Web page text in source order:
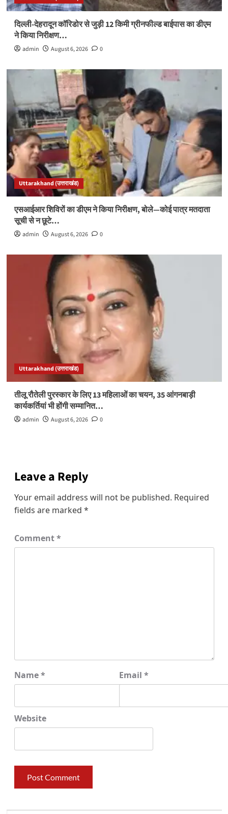
दिल्ली-देहरादून कॉरिडोर से जुड़ी 12 किमी ग्रीनफील्ड बाईपास का डीएम
ने किया निरीक्षण…
admin August 6, 2026 0
Uttarakhand (उत्तराखंड)
एसआईआर शिविरों का डीएम ने किया निरीक्षण, बोले—कोई पात्र मतदाता
सूची से न छूटे…
admin August 6, 2026 0
Uttarakhand (उत्तराखंड)
तीलू रौतेली पुरस्कार के लिए 13 महिलाओं का चयन, 35 आंगनबाड़ी
कार्यकर्तियां भी होंगी सम्मानित…
admin August 6, 2026 0
Leave a Reply
Your email address will not be published. Required
fields are marked *
Comment*
Name* Email *
Website